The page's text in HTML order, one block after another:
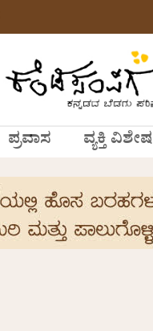
ಪ್ರವಾಸ ವ್ಯಕ್ತಿ ವಿಶೇಷ